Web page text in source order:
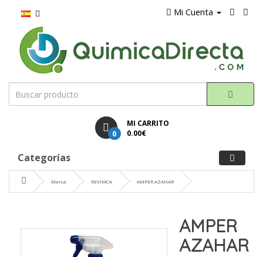
Mi Cuenta
MI CARRITO
0 0.00€
Categorías
Marca REVIMCA AMPER AZAHAR
AMPER
AZAHAR